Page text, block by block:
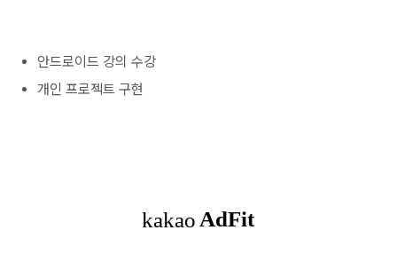
안드로이드 강의 수강
개인 프로젝트 구현